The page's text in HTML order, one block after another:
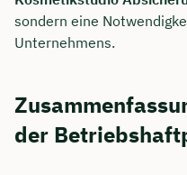
sondern eine
Unternehmens.
der